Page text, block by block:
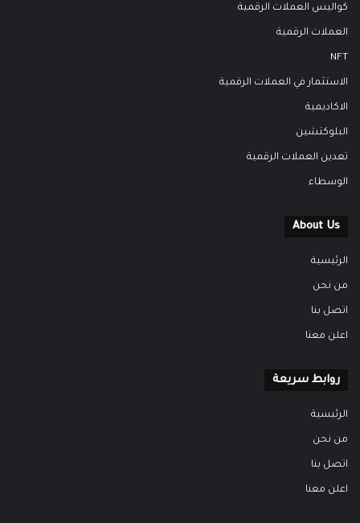
كواليس العملات الرقمية
العملات الرقمية
NFT
الاستثمار في العملات الرقمية
الاكاديمية
البلوكتشين
تعدين العملات الرقمية
الوسطاء
About Us
الرئيسية
من نحن
اتصل بنا
اعلن معنا
روابط سريعة
الرئيسية
من نحن
اتصل بنا
اعلن معنا